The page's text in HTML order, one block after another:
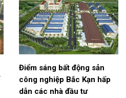
Điểm sáng bất động sản
công nghiệp Bắc Kạn hấp
dẫn các nhà đầu tư